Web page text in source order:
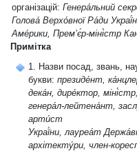
організацій: Генера́льний
Голова́ Верхо́вної Ра́ди
Аме́рики, Прем’є́р-міні́стр
Примітка
1. Назви посад, звань,
букви: президе́нт,
дека́н, дире́ктор,
генера́л-лейтена́нт,
арти́ст
Украї́ни, лауреа́т
архітекту́ри, член-